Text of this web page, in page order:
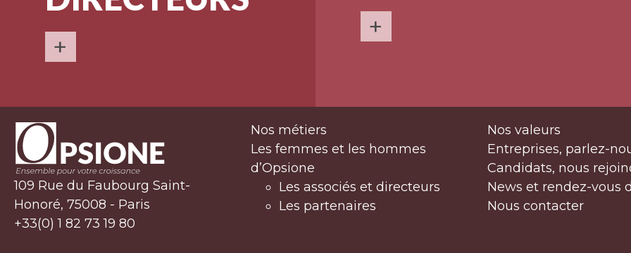
+
+
109 Rue du Faubourg Saint-
Honoré, 75008 - Paris
+33(0) 1 82 73 19 80
Nos métiers
Les femmes et les hommes
d’Opsione
Les associés et directeurs
Les partenaires
Nos valeurs
Entreprises, parlez-
Candidats, nous
News et rendez-vous
Nous contacter